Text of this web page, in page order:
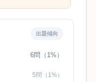
出題傾向
6問（1%）
5問（1%）